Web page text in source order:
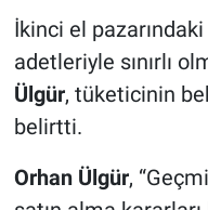
İkinci el
adetleriyle sınırlı
Ülgür, tüketicinin
belirtti.
Orhan Ülgür,